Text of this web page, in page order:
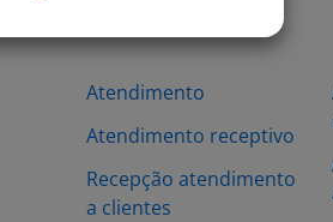
Atendimento
Atendimento receptivo
Recepção atendimento
a clientes